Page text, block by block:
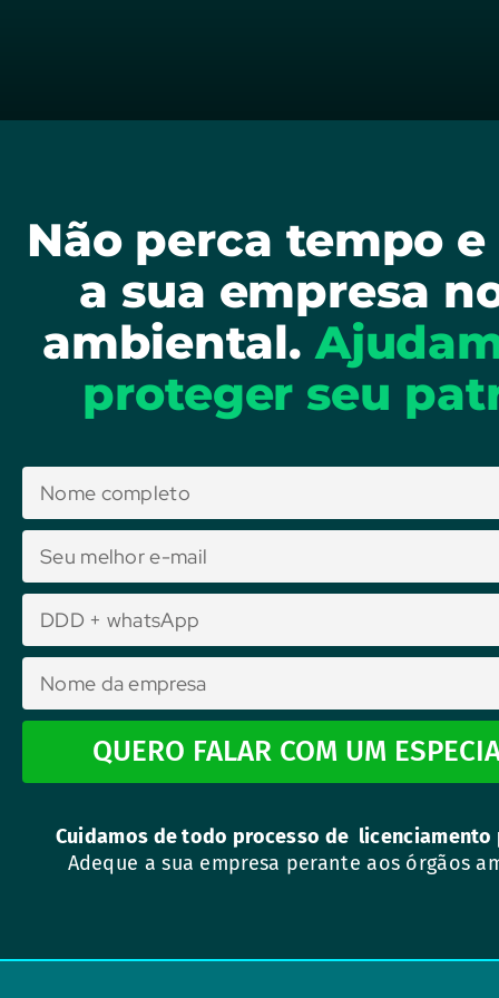
Não perca tempo
a sua empresa
ambiental.
proteger seu
QUERO FALAR COM UM
Cuidamos de todo processo de licenciamento
Adeque a sua empresa perante aos órgãos